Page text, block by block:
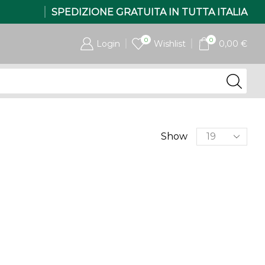
SPEDIZIONE GRATUITA IN TUTTA ITALIA
Login 0 Wishlist 0 0,00 €
Show
Products
per